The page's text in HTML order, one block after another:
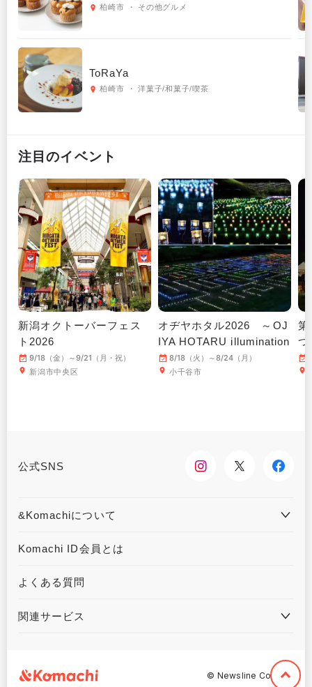
柏崎市 ・ その他グルメ
ToRaYa
柏崎市 ・ 洋菓子/和菓子/喫茶
注目のイベント
新潟オクトーバーフェス
ト2026
9/18（金）～9/21（月・祝）
新潟市中央区
オヂヤホタル2026 ～OJ
IYA HOTARU illumination
～ 8/18（火）～8/24（月）
小千谷市
第
つ
公式SNS
&Komachiについて
&Komachiとは
Komachi ID会員とは
よくある質問
関連サービス
©︎ Newsline Co,. Ltd.